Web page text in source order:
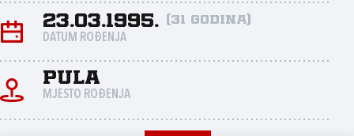
23.03.1995. (31 godina)
DATUM ROĐENJA
Pula
MJESTO ROĐENJA